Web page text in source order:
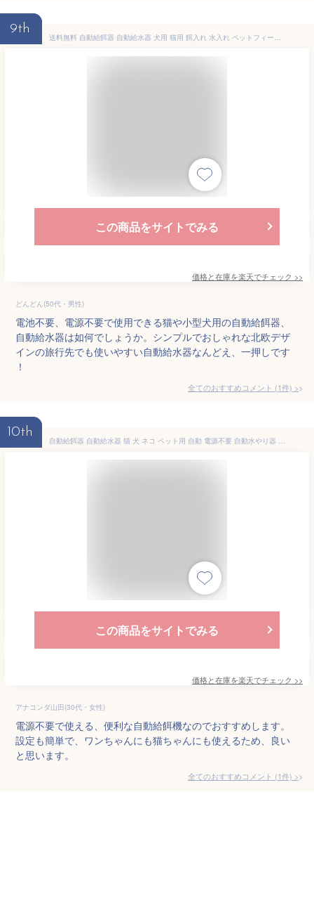
9th
送料無料 自動給餌器 自動給水器 犬用 猫用 餌入れ 水入れ ペットフィーダー 旅行 ペット用品 エサ入れ ワンちゃん ネコ 電池不要 電源不要 出張 北欧風 おしゃれ シンプル お留守番 便利 お出かけ ペットグッズ イヌ用 ネコ用 大容量 グリーン グレー
この商品をサイトでみる
価格と在庫を楽天でチェック >>
どんどん(50代・男性)
電池不要、電源不要で使用できる猫や小型犬用の自動給餌器、
自動給水器は如何でしょうか。シンプルでおしゃれな北欧デザ
インの旅行先でも使いやすい自動給水器なんどえ、一押しです
！
全てのおすすめコメント (1件) >
10th
自動給餌器 自動給水器 猫 犬 ネコ ペット用 自動 電源不要 自動水やり器 自動水やり機 水飲み器 みずのみ器 浄水 大容量 0.85l 3l 猫用 犬用 自動 おしゃれ ねこ ネコ いぬ イヌ 留守番対応
この商品をサイトでみる
価格と在庫を楽天でチェック >>
アナコンダ山田(30代・女性)
電源不要で使える、便利な自動給餌機なのでおすすめします。
設定も簡単で、ワンちゃんにも猫ちゃんにも使えるため、良い
と思います。
全てのおすすめコメント (1件) >